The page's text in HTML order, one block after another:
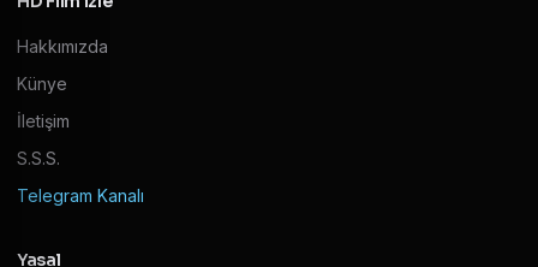
Hakkımızda
Künye
İletişim
S.S.S.
Telegram Kanalı
Yasal